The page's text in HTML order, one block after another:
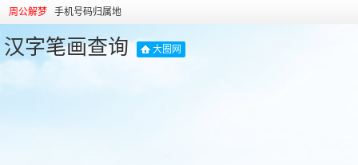
周公解梦 手机号码归属地
汉字笔画查询 大圈网